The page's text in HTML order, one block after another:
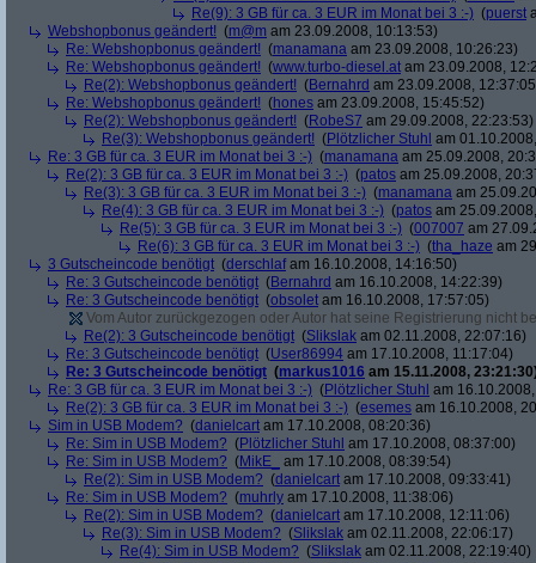
Re(9): 3 GB für ca. 3 EUR im Monat bei 3 :-) (puerst
Webshopbonus geändert! (m@m am 23.09.2008, 10:13:53)
Re: Webshopbonus geändert! (manamana am 23.09.2008, 10:26:23)
Re: Webshopbonus geändert! (www.turbo-diesel.at am 23.09.2008,
Re(2): Webshopbonus geändert! (Bernahrd am 23.09.2008,
Re: Webshopbonus geändert! (hones am 23.09.2008, 15:45:52)
Re(2): Webshopbonus geändert! (RobeS7 am 29.09.2008, 22:23:53)
Re(3): Webshopbonus geändert! (Plötzlicher Stuhl am
Re: 3 GB für ca. 3 EUR im Monat bei 3 :-) (manamana am 25.09.2008,
Re(2): 3 GB für ca. 3 EUR im Monat bei 3 :-) (patos am 25.09.2008,
Re(3): 3 GB für ca. 3 EUR im Monat bei 3 :-) (manamana am
Re(4): 3 GB für ca. 3 EUR im Monat bei 3 :-) (patos am
Re(5): 3 GB für ca. 3 EUR im Monat bei 3 :-) (007007 am
Re(6): 3 GB für ca. 3 EUR im Monat bei 3 :-) (tha_haze am
3 Gutscheincode benötigt (derschlafam 16.10.2008, 14:16:50)
Re: 3 Gutscheincode benötigt (Bernahrd am 16.10.2008, 14:22:39)
Re: 3 Gutscheincode benötigt (obsolet am 16.10.2008, 17:57:05)
Vom Autor zurückgezogen oder Autor hat seine Registrierung nicht
Re(2): 3 Gutscheincode benötigt (Slikslak am 02.11.2008, 22:07:16)
Re: 3 Gutscheincode benötigt (User86994 am 17.10.2008, 11:17:04)
Re: 3 Gutscheincode benötigt (markus1016 am 15.11.2008,
Re: 3 GB für ca. 3 EUR im Monat bei 3 :-) (Plötzlicher Stuhl am
Re(2): 3 GB für ca. 3 EUR im Monat bei 3 :-) (esemes am 16.10.2008,
Sim in USB Modem? (danielcart am 17.10.2008, 08:20:36)
Re: Sim in USB Modem? (Plötzlicher Stuhl am 17.10.2008, 08:37:00)
Re: Sim in USB Modem? (MikE_
am 17.10.2008, 08:39:54)
Re(2): Sim in USB Modem? (danielcart am 17.10.2008, 09:33:41)
Re: Sim in USB Modem? (muhrly am 17.10.2008, 11:38:06)
Re(2): Sim in USB Modem? (danielcart am 17.10.2008, 12:11:06)
Re(3): Sim in USB Modem? (Slikslak am 02.11.2008, 22:06:17)
Re(4): Sim in USB Modem? (Slikslak am 02.11.2008, 22:19:40)